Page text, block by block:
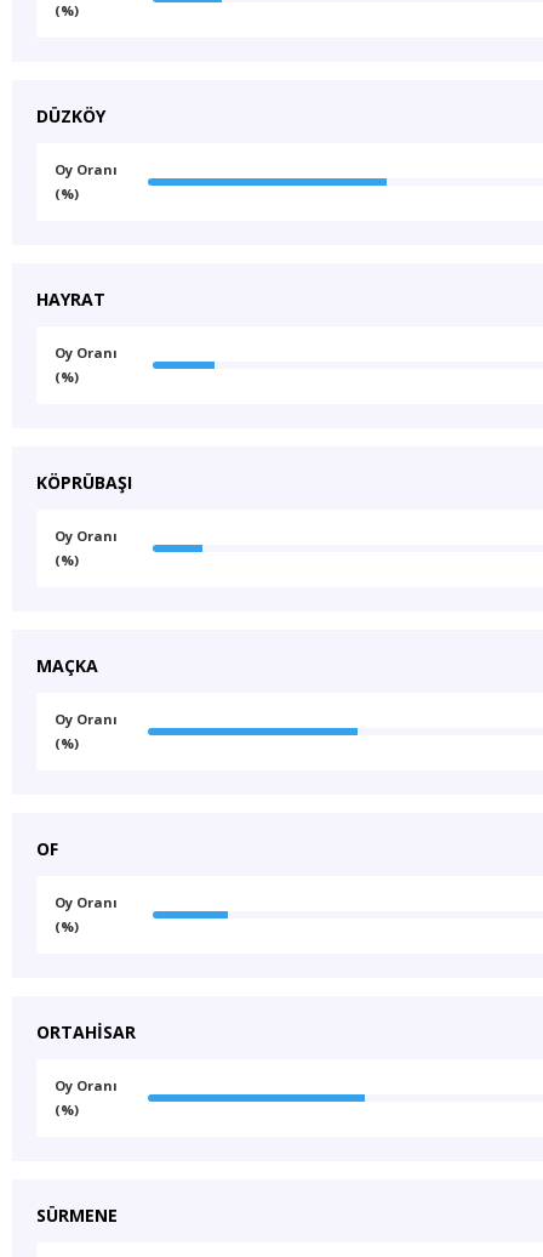
(%)
DÜZKÖY
Oy Oranı
(%)
HAYRAT
Oy Oranı
(%)
KÖPRÜBAŞI
Oy Oranı
(%)
MAÇKA
Oy Oranı
(%)
OF
Oy Oranı
(%)
ORTAHİSAR
Oy Oranı
(%)
SÜRMENE